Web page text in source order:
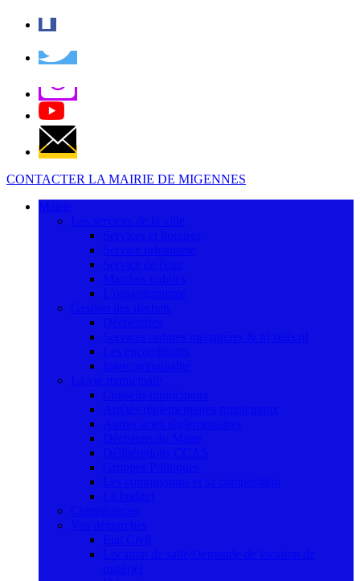
CONTACTER LA MAIRIE DE MIGENNES